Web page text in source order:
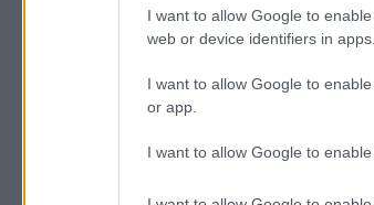
I want to allow Google to
web or device identifiers in apps.
I want to allow Google to
or app.
I want to allow Google to